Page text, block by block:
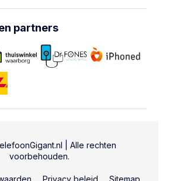
partners
| Alle rechten
voorbehouden.
Privacy beleid Sitemap